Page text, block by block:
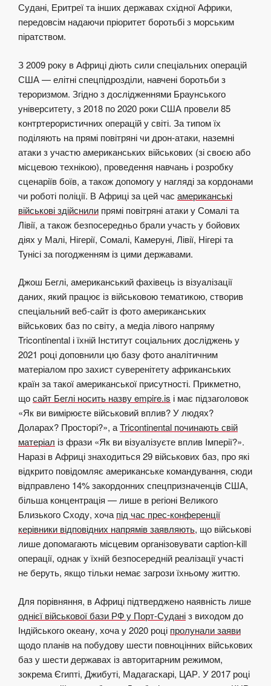
Судані, Еритреї та інших державах східної Африки,
передовсім надаючи пріоритет боротьбі з морським
піратством.
З 2009 року в Африці діють сили спеціальних операцій
США — елітні спецпідрозділи, навчені боротьби з
тероризмом. Згідно з дослідженнями Браунського
університету, з 2018 по 2020 роки США провели 85
контртерористичних операцій у світі. За типом їх
поділяють на прямі повітряні чи дрон-атаки, наземні
атаки з участю американських військових (зі своєю або
місцевою технікою), проведення навчань і розробку
сценаріїв боїв, а також допомогу у нагляді за кордонами
чи роботі поліції. В Африці за цей час американські
військові здійснили прямі повітряні атаки у Сомалі та
Лівії, а також безпосередньо брали участь у бойових
діях у Малі, Нігерії, Сомалі, Камеруні, Лівії, Нігері та
Тунісі за погодженням із цими державами.
Джош Беглі, американський фахівець із візуалізації
даних, який працює із військовою тематикою, створив
спеціальний веб-сайт із фото американських
військових баз по світу, а медіа лівого напряму
Tricontinental і їхній Інститут соціальних досліджень у
2021 році доповнили цю базу фото аналітичним
матеріалом про захист суверенітету африканських
країн за такої американської присутності. Прикметно,
щосайт Беглі носить назву empire.is і має підзаголовок
«Як ви вимірюєте військовий вплив? У людях?
Доларах? Просторі?», аTricontinental починають свій
матеріал із фрази «Як ви візуалізуєте вплив Імперії?».
Наразі в Африці знаходиться 29 військових баз, про які
відкрито повідомляє американське командування, сюди
відправлено 14% закордонних спецпризначенців США,
більша концентрація — лише в регіоні Великого
Близького Сходу, хоча під час прес-конференції
керівники відповідних напрямів заявляють, що військові
лише допомагають місцевим організовувати caption-kill
операції, однак у їхній безпосередній реалізації участі
не беруть, якщо тільки немає загрози їхньому життю.
Для порівняння, в Африці підтверджено наявність лише
однієї військової бази РФ у Порт-Суданіз виходом до
Індійського океану, хоча у 2020 році пролунали заяви
щодо планів на побудову шести повноцінних військових
баз у шести державах із авторитарним режимом,
зокрема Єгипті, Джибуті, Мадагаскарі, ЦАР. У 2017 році